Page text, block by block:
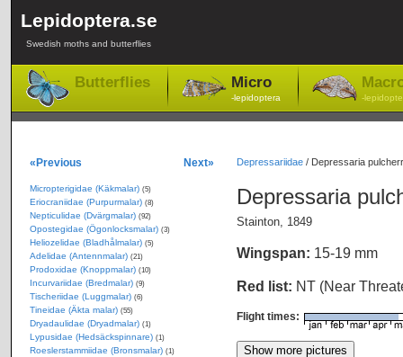
Lepidoptera.se
Swedish moths and butterflies
Butterflies Micro
-lepidoptera -
Depressariidae/ Depressaria
Depressaria
Stainton, 1849
Wingspan: 15-19 mm
Red list: NT (Near
Flight times:
«Previous Next»
Micropterigidae (Käkmalar) (5)
Eriocraniidae (Purpurmalar) (8)
Nepticulidae (Dvärgmalar) (92)
Opostegidae (Ögonlocksmalar) (3)
Heliozelidae (Bladhålmalar) (5)
Adelidae (Antennmalar) (21)
Prodoxidae (Knoppmalar) (10)
Incurvariidae (Bredmalar) (9)
Tischeriidae (Luggmalar) (6)
Tineidae (Äkta malar) (55)
Dryadaulidae (Dryadmalar) (1)
Lypusidae (Hedsäckspinnare) (1)
Roeslerstammiidae (Bronsmalar) (1)